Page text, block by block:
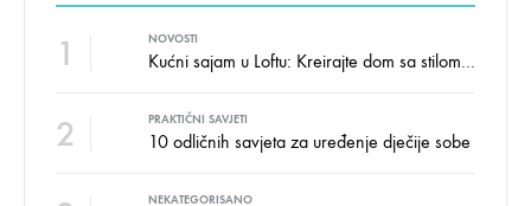
1 NOVOSTI
Kućni sajam u Loftu: Kreirajte dom sa stilom i udobnošću uz velike uštede!
2 PRAKTIČNI SAVJETI
10 odličnih savjeta za uređenje dječije sobe
NEKATEGORISANO